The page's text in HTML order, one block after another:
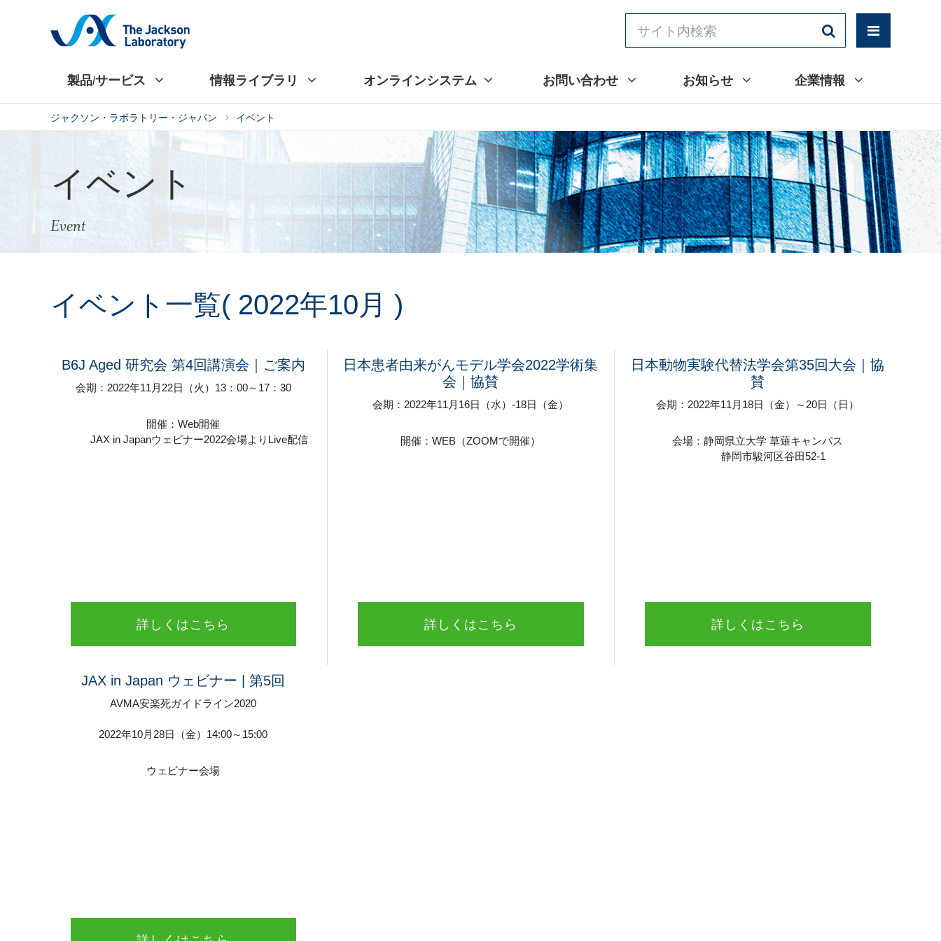
製品/サービス 情報ライブラリ オンラインシステム お問い合わせ お知らせ 企業情報
ジャクソン・ラボラトリー・ジャパン イベント
イベント
Event
イベント一覧( 2022年10月 )
B6J Aged 研究会 第4回講演会｜ご案内
会期：2022年11月22日（火）13：00～17：30
開催：Web開催
JAX in Japanウェビナー2022会場よりLive配信
詳しくはこちら
日本患者由来がんモデル学会2022学術集
会｜協賛
会期：2022年11月16日（水）-18日（金）
開催：WEB（ZOOMで開催）
詳しくはこちら
⽇本動物実験代替法学会第35回⼤会｜協
賛
会期：2022年11月18日（金）～20日（日）
会場：静岡県立大学 草薙キャンパス
静岡市駿河区谷田52-1
詳しくはこちら
JAX in Japan ウェビナー | 第5回
AVMA安楽死ガイドライン2020
2022年10月28日（金）14:00～15:00
ウェビナー会場